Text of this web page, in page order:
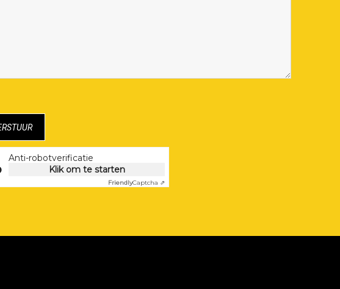
Anti-robotverificatie
Klik om te starten
FriendlyCaptcha ⇗